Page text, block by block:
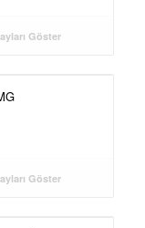
Göster
Göster